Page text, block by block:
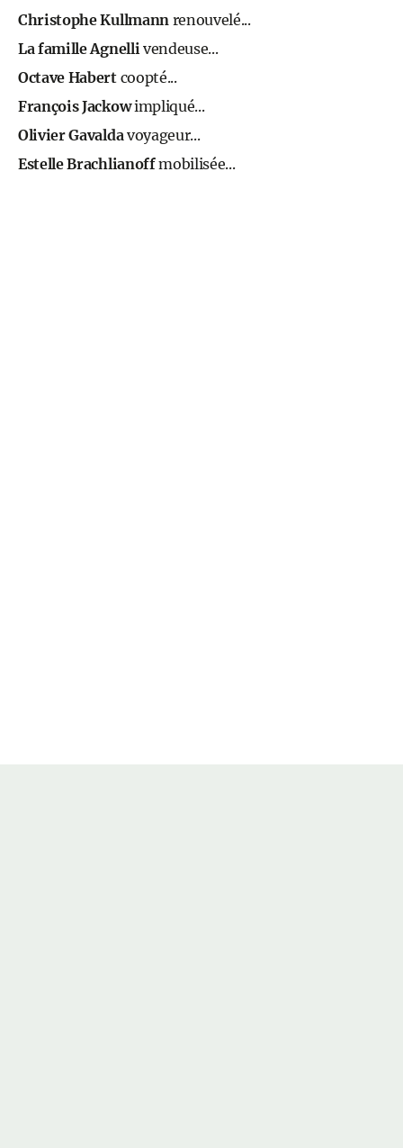
Christophe Kullmannrenouvelé...
La famille Agnellivendeuse...
Octave Habertcoopté...
François Jackowimpliqué...
Olivier Gavaldavoyageur...
Estelle Brachlianoffmobilisée...